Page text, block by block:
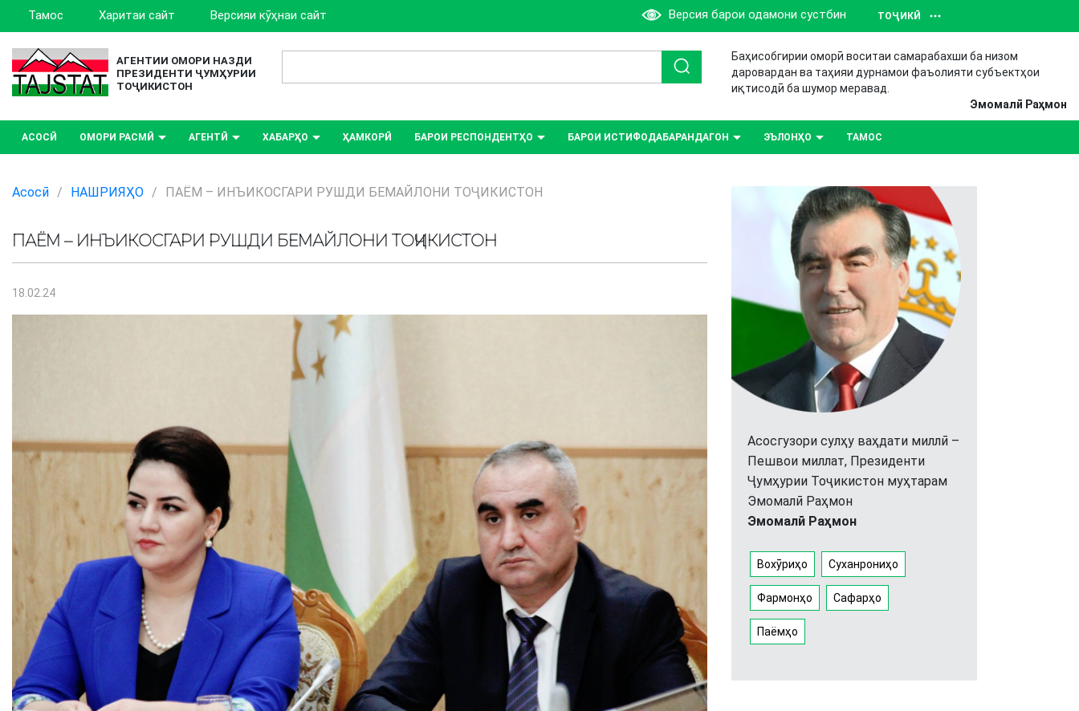
Тамос Харитаи сайт Версияи кӯҳнаи сайт Версия барои одамони сустбин ТОҶИКӢ
АГЕНТИИ ОМОРИ НАЗДИ
ПРЕЗИДЕНТИ ҶУМҲУРИИ
ТОҶИКИСТОН
Баҳисобгирии оморӣ воситаи самарабахши ба низом
даровардан ва таҳияи дурнамои фаъолияти субъектҳои
иқтисодӣ ба шумор меравад.
Эмомалӣ Раҳмон
АСОСӢ ОМОРИ РАСМӢ АГЕНТӢ ХАБАРҲО ҲАМКОРӢ БАРОИ РЕСПОНДЕНТҲО БАРОИ ИСТИФОДАБАРАНДАГОН ЭЪЛОНҲО ТАМОС
Асосӣ / НАШРИЯҲО / ПАЁМ – ИНЪИКОСГАРИ РУШДИ БЕМАЙЛОНИ ТОҶИКИСТОН
ПАЁМ – ИНЪИКОСГАРИ РУШДИ БЕМАЙЛОНИ ТОҶИКИСТОН
18.02.24
Асосгузори сулҳу ваҳдати миллӣ –
Пешвои миллат, Президенти
Ҷумҳурии Тоҷикистон муҳтарам
Эмомалӣ Раҳмон
Эмомалӣ Раҳмон
Вохӯриҳо Суханрониҳо
Фармонҳо Сафарҳо
Паёмҳо